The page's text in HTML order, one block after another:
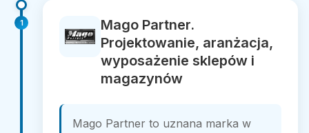
1
Mago Partner.
Projektowanie, aranżacja,
wyposażenie sklepów i
magazynów
Mago Partner to uznana marka w